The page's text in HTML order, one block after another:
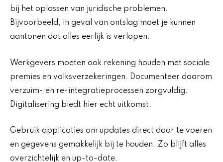
bij het oplossen van juridische problemen.
Bijvoorbeeld, in geval van ontslag moet je kunnen
aantonen dat alles eerlijk is verlopen.
Werkgevers moeten ook rekening houden met sociale
premies en volksverzekeringen. Documenteer daarom
verzuim- en re-integratieprocessen zorgvuldig.
Digitalisering biedt hier echt uitkomst.
Gebruik applicaties om updates direct door te voeren
en gegevens gemakkelijk bij te houden. Zo blijft alles
overzichtelijk en up-to-date.